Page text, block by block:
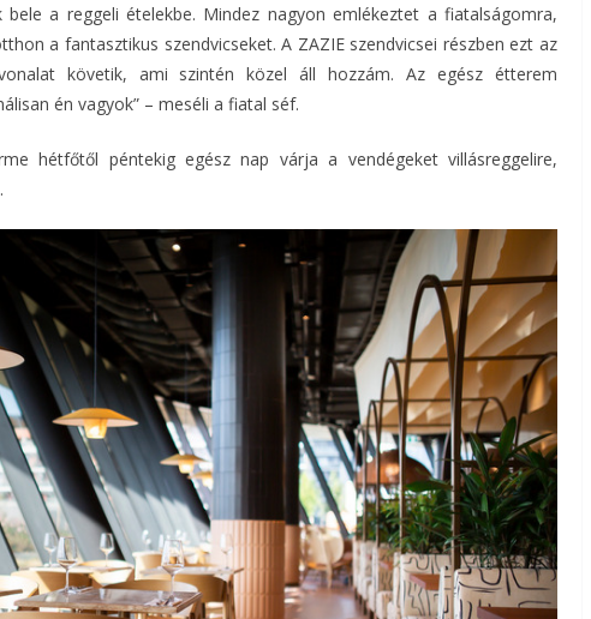
a reggeli ételekbe. Mindez nagyon emlékeztet a fiatalságomra,
a fantasztikus szendvicseket. A ZAZIE szendvicsei részben ezt az
követik, ami szintén közel áll hozzám. Az egész étterem
én vagyok” – meséli a fiatal séf.
hétfőtől péntekig egész nap várja a vendégeket villásreggelire,